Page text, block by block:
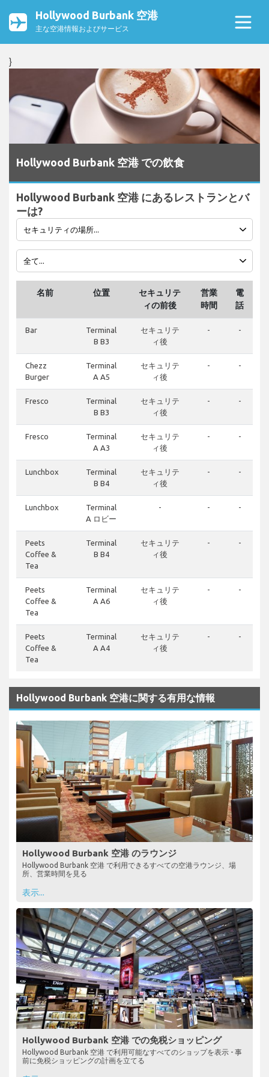
Hollywood Burbank 空港
主な空港情報およびサービス
}
Hollywood Burbank 空港 での飲食
Hollywood Burbank 空港 にあるレストランとバ
ーは?
名前 位置
セキュリテ
ィの前後
営業
時間
電
話
Bar
Terminal
B B3
セキュリテ
ィ後
- -
Chezz
Burger
Terminal
A A5
セキュリテ
ィ後
- -
Fresco
Terminal
B B3
セキュリテ
ィ後
- -
Fresco
Terminal
A A3
セキュリテ
ィ後
- -
Lunchbox
Terminal
B B4
セキュリテ
ィ後
- -
Lunchbox
Terminal
A ロビー
- - -
Peets
Coffee &
Tea
Terminal
B B4
セキュリテ
ィ後
- -
Peets
Coffee &
Tea
Terminal
A A6
セキュリテ
ィ後
- -
Peets
Coffee &
Tea
Terminal
A A4
セキュリテ
ィ後
- -
Hollywood Burbank 空港に関する有用な情報
Hollywood Burbank 空港 のラウンジ
Hollywood Burbank 空港 で利用できるすべての空港ラウンジ、場
所、営業時間を見る
表示...
Hollywood Burbank 空港 での免税ショッピング
Hollywood Burbank 空港 で利用可能なすべてのショップを表示 - 事
前に免税ショッピングの計画を立てる